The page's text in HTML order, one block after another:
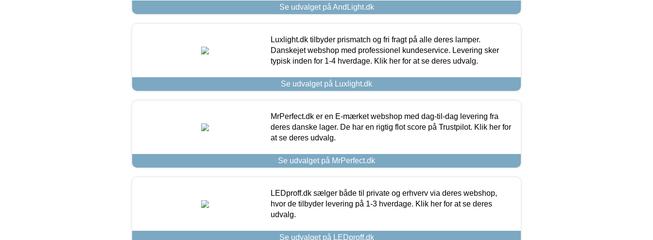
Se udvalget på AndLight.dk
Luxlight.dk tilbyder prismatch og fri fragt på alle deres lamper.
Danskejet webshop med professionel kundeservice. Levering sker
typisk inden for 1-4 hverdage. Klik her for at se deres udvalg.
Se udvalget på Luxlight.dk
MrPerfect.dk er en E-mærket webshop med dag-til-dag levering fra
deres danske lager. De har en rigtig flot score på Trustpilot. Klik her for
at se deres udvalg.
Se udvalget på MrPerfect.dk
LEDproff.dk sælger både til private og erhverv via deres webshop,
hvor de tilbyder levering på 1-3 hverdage. Klik her for at se deres
udvalg.
Se udvalget på LEDproff.dk